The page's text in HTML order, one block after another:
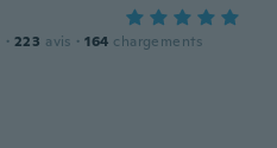
· 223 avis · 164 chargements